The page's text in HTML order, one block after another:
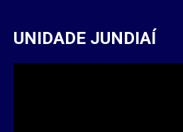
UNIDADE JUNDIAÍ